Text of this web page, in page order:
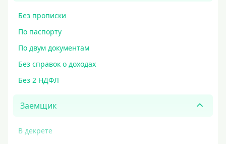
Без прописки
По паспорту
По двум документам
Без справок о доходах
Без 2 НДФЛ
Заемщик
В декрете